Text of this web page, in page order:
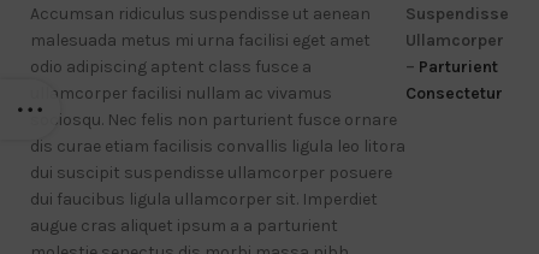
Accumsan ridiculus suspendisse ut aenean
malesuada metus mi urna facilisi eget amet
odio adipiscing aptent class fusce a
ullamcorper facilisi nullam ac vivamus
sociosqu. Nec felis non parturient fusce ornare
dis curae etiam facilisis convallis ligula leo litora
dui suscipit suspendisse ullamcorper posuere
dui faucibus ligula ullamcorper sit. Imperdiet
augue cras aliquet ipsum a a parturient
Suspendisse
Ullamcorper
– Parturient
Consectetur